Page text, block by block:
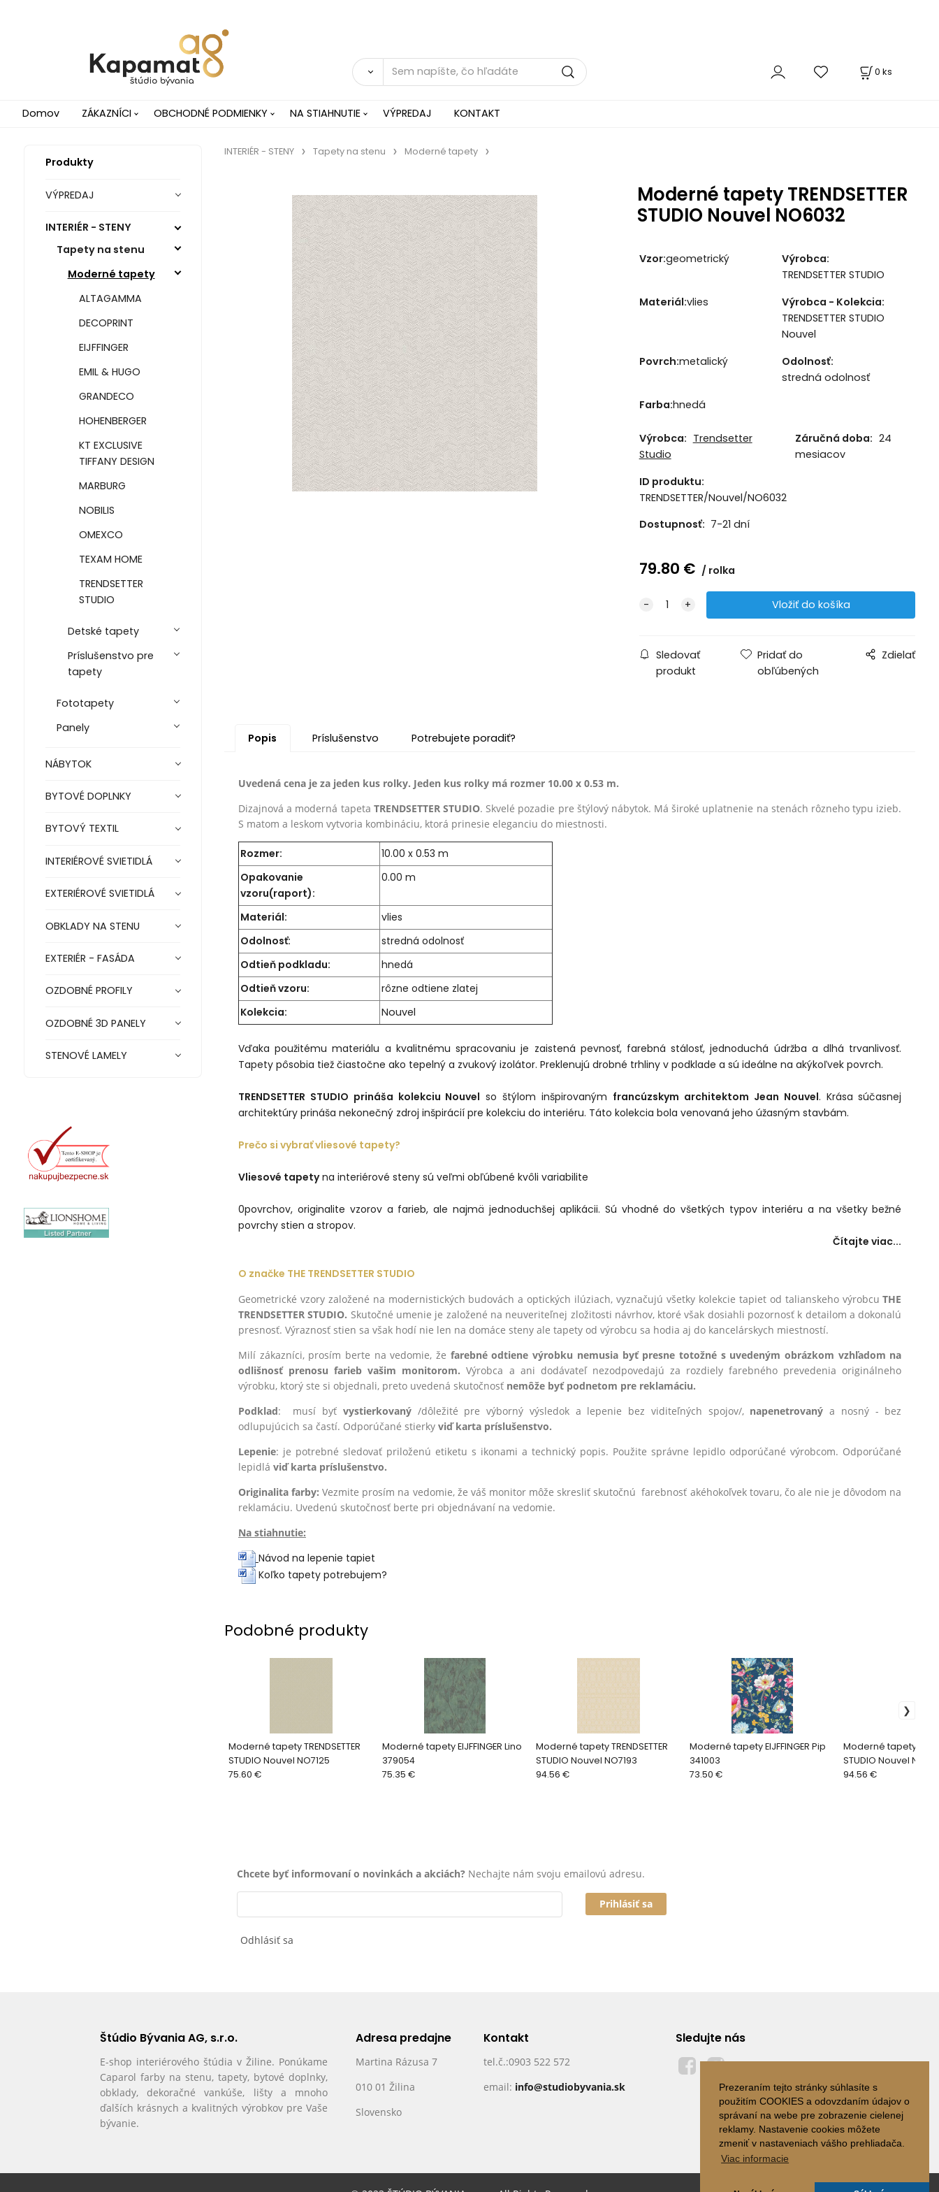
Prezeraním tejto stránky súhlasíte s
použitím COOKIES a odovzdaním údajov o
správaní na webe pre zobrazenie cielenej
reklamy. Nastavenie cookies môžete
zmeniť v nastaveniach vášho prehliadača.
Viac informacie
0 ks
Domov ZÁKAZNÍCI OBCHODNÉ PODMIENKY NA STIAHNUTIE VÝPREDAJ KONTAKT
Produkty
VÝPREDAJ
INTERIÉR - STENY
Tapety na stenu
Moderné tapety
ALTAGAMMA
DECOPRINT
EIJFFINGER
EMIL & HUGO
GRANDECO
HOHENBERGER
KT EXCLUSIVE
TIFFANY DESIGN
MARBURG
NOBILIS
OMEXCO
TEXAM HOME
TRENDSETTER
STUDIO
Detské tapety
Príslušenstvo pre
tapety
Fototapety
Panely
NÁBYTOK
BYTOVÉ DOPLNKY
BYTOVÝ TEXTIL
INTERIÉROVÉ SVIETIDLÁ
EXTERIÉROVÉ SVIETIDLÁ
OBKLADY NA STENU
EXTERIÉR - FASÁDA
OZDOBNÉ PROFILY
OZDOBNÉ 3D PANELY
STENOVÉ LAMELY
INTERIÉR - STENY Tapety na stenu Moderné tapety
Moderné tapety TRENDSETTER
STUDIO Nouvel NO6032
Vzor:geometrický
Výrobca:
TRENDSETTER STUDIO
Materiál:vlies
Výrobca - Kolekcia:
TRENDSETTER STUDIO
Nouvel
Povrch:metalický
Odolnosť:
stredná odolnosť
Farba:hnedá
Výrobca: Trendsetter
Studio
Záručná doba: 24
mesiacov
ID produktu:
TRENDSETTER/Nouvel/NO6032
Dostupnosť: 7-21 dní
79.80 € rolka
Sledovať
produkt
Pridať do
obľúbených
Zdielať
Popis Príslušenstvo Potrebujete poradiť?
Uvedená cena je za jeden kus rolky. Jeden kus rolky má rozmer 10.00 x 0.53 m.
Dizajnová a moderná tapeta TRENDSETTER STUDIO. Skvelé pozadie pre štýlový nábytok. Má široké uplatnenie na stenách rôzneho typu izieb.
S matom a leskom vytvoria kombináciu, ktorá prinesie eleganciu do miestnosti.
Rozmer:
10.00 x 0.53 m
Opakovanie
vzoru(raport):
0.00 m
Materiál:
vlies
Odolnosť:
stredná odolnosť
Odtieň podkladu:
hnedá
Odtieň vzoru:
rôzne odtiene zlatej
Kolekcia:
Nouvel
Vďaka použitému materiálu a kvalitnému spracovaniu je zaistená pevnosť, farebná stálosť, jednoduchá údržba a dlhá trvanlivosť.
Tapety pôsobia tiež čiastočne ako tepelný a zvukový izolátor. Preklenujú drobné trhliny v podklade a sú ideálne na akýkoľvek povrch.
TRENDSETTER STUDIO prináša kolekciu Nouvel so štýlom inšpirovaným francúzskym architektom Jean Nouvel. Krása súčasnej
architektúry prináša nekonečný zdroj inšpirácií pre kolekciu do interiéru. Táto kolekcia bola venovaná jeho úžasným stavbám.
Prečo si vybrať vliesové tapety?
Vliesové tapetyna interiérové steny sú veľmi obľúbené kvôli variabilite
0povrchov, originalite vzorov a farieb, ale najmä jednoduchšej aplikácii. Sú vhodné do všetkých typov interiéru a na všetky bežné
povrchy stien a stropov.
Čítajte viac...
O značke THE TRENDSETTER STUDIO
Geometrické vzory založené na modernistických budovách a optických ilúziach, vyznačujú všetky kolekcie tapiet od talianskeho výrobcu THE
TRENDSETTER STUDIO. Skutočné umenie je založené na neuveriteľnej zložitosti návrhov, ktoré však dosiahli pozornosť k detailom a dokonalú
presnosť. Výraznosť stien sa však hodí nie len na domáce steny ale tapety od výrobcu sa hodia aj do kancelárskych miestností.
Milí zákazníci, prosím berte na vedomie, že farebné odtiene výrobku nemusia byť presne totožné s uvedeným obrázkom vzhľadom na
odlišnosť prenosu farieb vašim monitorom.Výrobca a ani dodávateľ nezodpovedajú za rozdiely farebného prevedenia originálneho
výrobku, ktorý ste si objednali, preto uvedená skutočnosťnemôže byť podnetom pre reklamáciu.
Podklad: musí byť vystierkovaný/dôležité pre výborný výsledok a lepenie bez viditeľných spojov/,napenetrovaný a nosný - bez
odlupujúcich sa častí. Odporúčané stierky viď karta príslušenstvo.
Lepenie: je potrebné sledovať priloženú etiketu s ikonami a technický popis. Použite správne lepidlo odporúčané výrobcom. Odporúčané
lepidlá viď karta príslušenstvo.
Originalita farby: Vezmite prosím na vedomie, že váš monitor môže skresliť skutočnú farebnosť akéhokoľvek tovaru, čo ale nie je dôvodom na
reklamáciu. Uvedenú skutočnosť berte pri objednávaní na vedomie.
Na stiahnutie:
Návod na lepenie tapiet
Koľko tapety potrebujem?
Podobné produkty
Moderné tapety TRENDSETTER
STUDIO Nouvel NO7125
75.60 €
Moderné tapety EIJFFINGER Lino
379054
75.35 €
Moderné tapety TRENDSETTER
STUDIO Nouvel NO7193
94.56 €
Moderné tapety EIJFFINGER Pip
341003
73.50 €
Moderné tapety
STUDIO Nouvel
94.56 €
Chcete byť informovaní o novinkách a akciách? Nechajte nám svoju emailovú adresu.
Prihlásiť sa
Odhlásiť sa
Štúdio Bývania AG, s.r.o.
E-shop interiérového štúdia v Žiline. Ponúkame
Caparol farby na stenu, tapety, bytové doplnky,
obklady, dekoračné vankúše, lišty a mnoho
ďalších krásnych a kvalitných výrobkov pre Vaše
bývanie.
Adresa predajne
Martina Rázusa 7
010 01 Žilina
Slovensko
Kontakt
tel.č.:0903 522 572
email: info@studiobyvania.sk
Sledujte nás